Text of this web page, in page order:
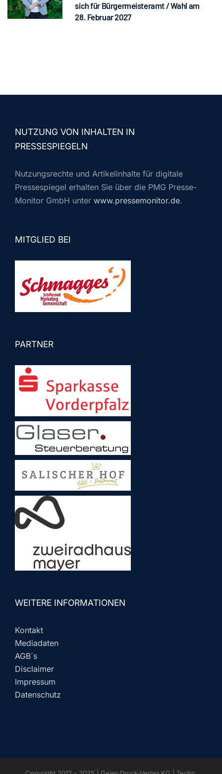
sich für Bürgermeisteramt / Wahl am
28. Februar 2027
NUTZUNG VON INHALTEN IN
PRESSESPIEGELN
Nutzungsrechte und Artikelinhalte für digitale
Pressespiegel erhalten Sie über die PMG Presse-
Monitor GmbH unter www.pressemonitor.de.
MITGLIED BEI
PARTNER
WEITERE INFORMATIONEN
Kontakt
Mediadaten
AGB´s
Disclaimer
Impressum
Datenschutz